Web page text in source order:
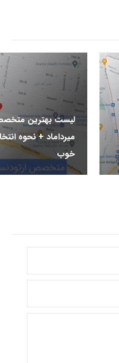
لیست بهترین
میرداماد + نحوه
خوب